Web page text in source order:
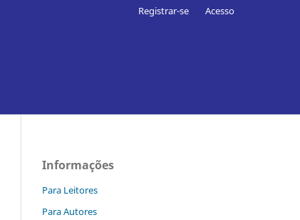
Registrar-se Acesso
Informações
Para Leitores
Para Autores